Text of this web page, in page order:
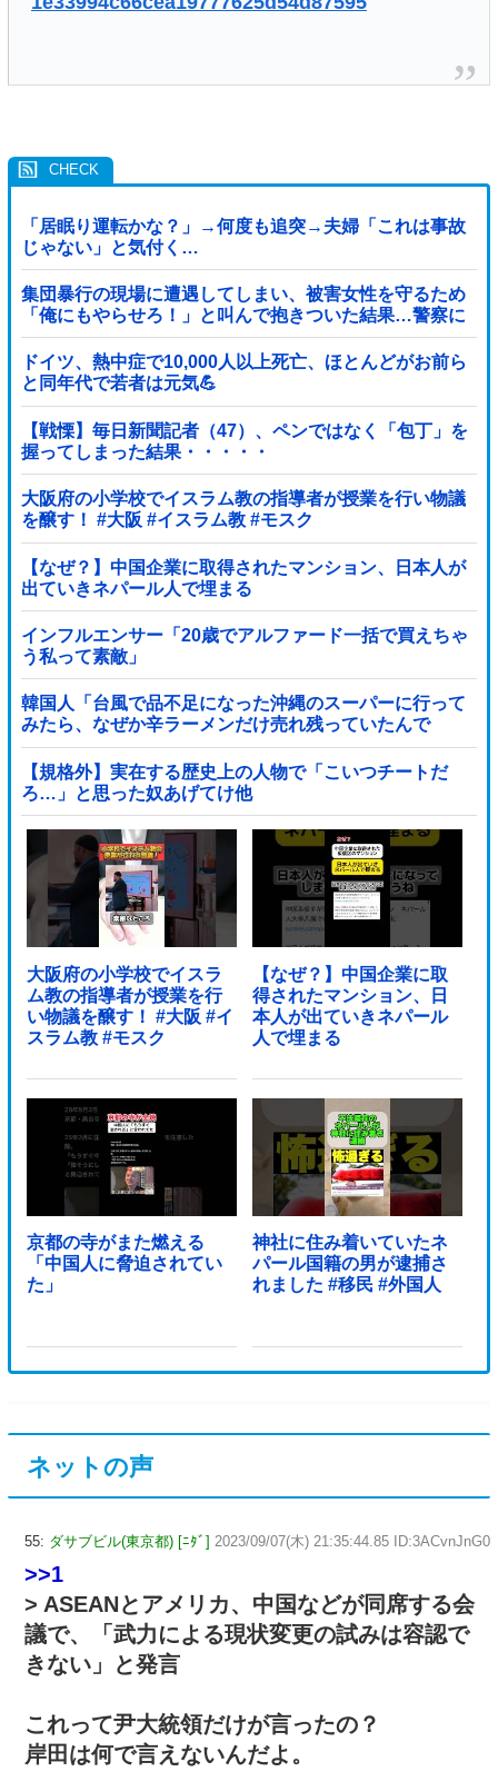
「居眠り運転かな？」→何度も追突→夫婦「これは事故
じゃない」と気付く…
集団暴行の現場に遭遇してしまい、被害女性を守るため
「俺にもやらせろ！」と叫んで抱きついた結果…警察に
連行され〇〇扱いされる悲劇へ←機転を利かせた結果が
裏目に出すぎて惨事
ドイツ、熱中症で10,000人以上死亡、ほとんどがお前ら
と同年代で若者は元気💪
【戦慄】毎日新聞記者（47）、ペンではなく「包丁」を
握ってしまった結果・・・・・
大阪府の小学校でイスラム教の指導者が授業を行い物議
を醸す！ #大阪 #イスラム教 #モスク
【なぜ？】中国企業に取得されたマンション、日本人が
出ていきネパール人で埋まる
インフルエンサー「20歳でアルファード一括で買えちゃ
う私って素敵」
韓国人「台風で品不足になった沖縄のスーパーに行って
みたら、なぜか辛ラーメンだけ売れ残っていたんで
す…」
【規格外】実在する歴史上の人物で「こいつチートだ
ろ…」と思った奴あげてけ他
大阪府の小学校でイスラ
ム教の指導者が授業を行
い物議を醸す！ #大阪 #イ
スラム教 #モスク
【なぜ？】中国企業に取
得されたマンション、日
本人が出ていきネパール
人で埋まる
京都の寺がまた燃える
「中国人に脅迫されてい
た」
神社に住み着いていたネ
パール国籍の男が逮捕さ
れました #移民 #外国人
ネットの声
55: ダサブビル(東京都) [ﾆﾀﾞ] 2023/09/07(木) 21:35:44.85 ID:3ACvnJnG0
>>1
> ASEANとアメリカ、中国などが同席する会
議で、「武力による現状変更の試みは容認で
きない」と発言
これって尹大統領だけが言ったの？
岸田は何で言えないんだよ。